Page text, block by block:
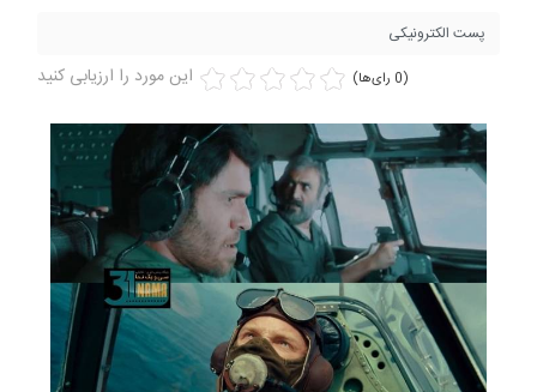
پست الکترونیکی
این مورد را ارزیابی کنید (0 رای‌ها)